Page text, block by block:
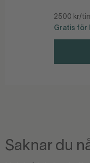
2500 kr/
Gratis för
Saknar du